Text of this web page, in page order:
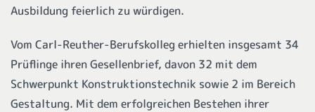
Ausbildung feierlich zu würdigen.
Vom Carl-Reuther-Berufskolleg erhielten insgesamt 34
Prüflinge ihren Gesellenbrief, davon 32 mit dem
Schwerpunkt Konstruktionstechnik sowie 2 im Bereich
Gestaltung. Mit dem erfolgreichen Bestehen ihrer